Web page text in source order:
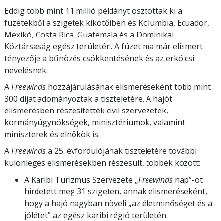
Eddig több mint 11 millió példányt osztottak ki a
füzetekből a szigetek kikötőiben és Kolumbia, Ecuador,
Mexikó, Costa Rica, Guatemala és a Dominikai
Köztársaság egész területén. A füzet ma már elismert
tényezője a bűnözés csökkentésének és az erkölcsi
nevelésnek.
AFreewinds hozzájárulásának elismeréseként több mint
300 díjat adományoztak a tiszteletére. A hajót
elismerésben részesítették civil szervezetek,
kormányügynökségek, minisztériumok, valamint
miniszterek és elnökök is.
AFreewindsa 25. évfordulójának tiszteletére további
különleges elismerésekben részesült, többek között:
A Karibi Turizmus Szervezete „Freewinds nap”-ot
hirdetett meg 31 szigeten, annak elismeréseként,
hogy a hajó nagyban növeli „az életminőséget és a
jólétet” az egész karibi régió területén.